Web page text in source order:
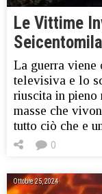
Le Vittime
La guerra viene
televisiva e lo
riuscita in pieno
masse che
tutto ciò che e
0
Ottobre 25, 2024